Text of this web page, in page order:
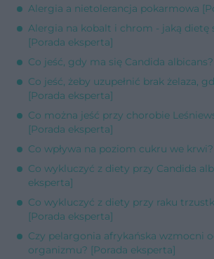
Alergia a nietolerancja pokarmowa
Alergia na kobalt i chrom - jaką dietę
[Porada eksperta]
Co jeść, gdy ma się Candida
Co jeść, żeby uzupełnić brak żelaza,
[Porada eksperta]
Co można jeść przy chorobie
[Porada eksperta]
Co wpływa na poziom cukru we
Co wykluczyć z diety przy Candida
eksperta]
Co wykluczyć z diety przy raku
[Porada eksperta]
Czy pelargonia afrykańska wzmocni
organizmu? [Porada eksperta]